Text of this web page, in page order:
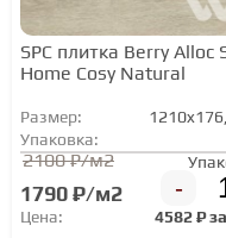
SPC плитка Berry Alloc
Home Cosy Natural
Размер:
Упаковка:
2100 ₽/м2
1790 ₽/м2 -
Цена: 4582₽ за